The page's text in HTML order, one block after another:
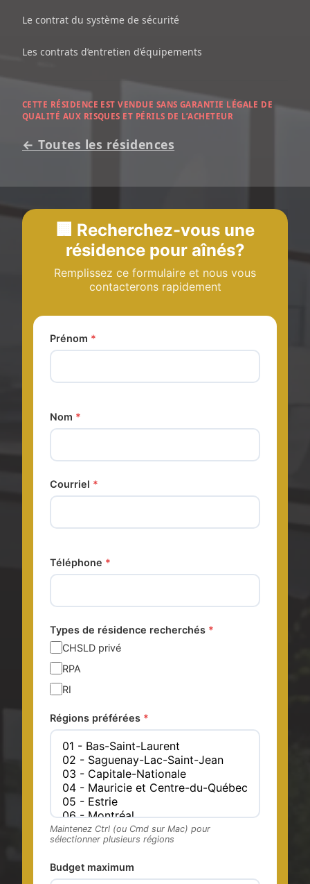
Le contrat du système de sécurité
Les contrats d’entretien d’équipements
CETTE RÉSIDENCE EST VENDUE SANS GARANTIE LÉGALE DE
QUALITÉ AUX RISQUES ET PÉRILS DE L’ACHETEUR
← Toutes les résidences